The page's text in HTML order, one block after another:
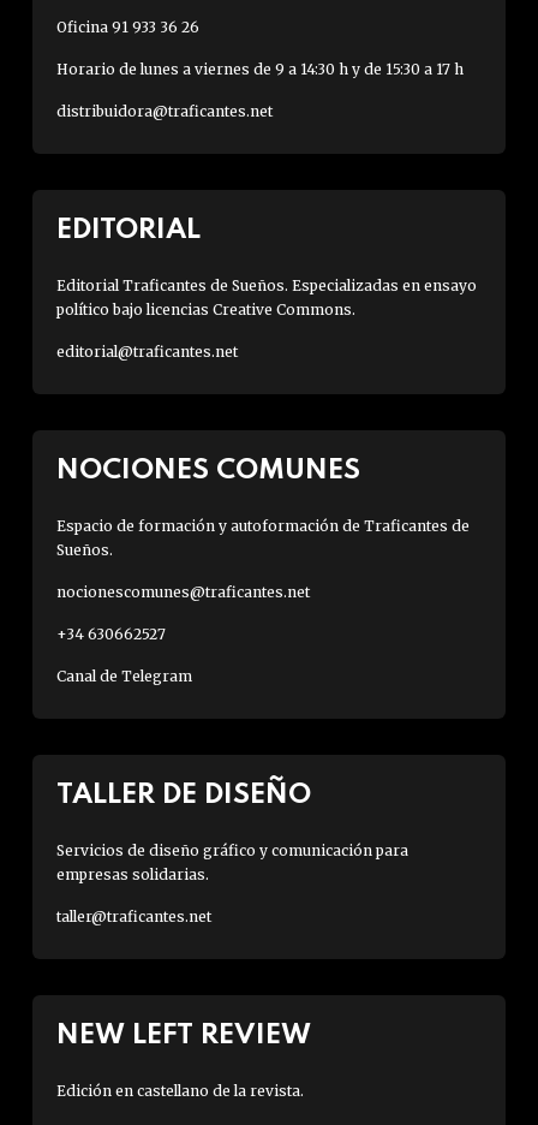
Oficina 91 933 36 26
Horario de lunes a viernes de 9 a 14:30 h y de 15:30 a 17 h
distribuidora@traficantes.net
EDITORIAL
Editorial Traficantes de Sueños. Especializadas en ensayo
político bajo licencias Creative Commons.
editorial@traficantes.net
NOCIONES COMUNES
Espacio de formación y autoformación de Traficantes de
Sueños.
nocionescomunes@traficantes.net
+34 630662527
Canal de Telegram
TALLER DE DISEÑO
Servicios de diseño gráfico y comunicación para
empresas solidarias.
taller@traficantes.net
NEW LEFT REVIEW
Edición en castellano de la revista.